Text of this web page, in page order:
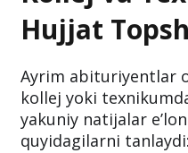
Hujjat
Ayrim abituriyentlar
kollej yoki
yakuniy natijalar
quyidagilarni tanlaydi: